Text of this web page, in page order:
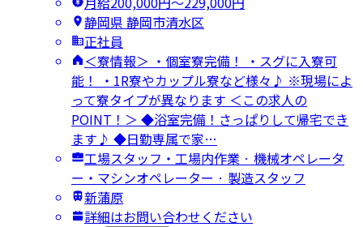
静岡県 静岡市清水区
正社員
＜寮情報＞ ・個室寮完備！ ・スグに入寮可
能！ ・1R寮やカップル寮など様々♪ ※現場によ
って寮タイプが異なります ＜この求人の
POINT！＞ ◆浴室完備！さっぱりして帰宅でき
ます♪ ◆日勤専属で家…
工場スタッフ・工場内作業 · 機械オペレータ
ー・マシンオペレーター · 製造スタッフ
新蒲原
詳細はお問い合わせください